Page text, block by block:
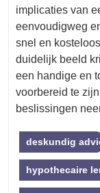
implicaties van
eenvoudigweg
snel en
duidelijk beeld
een handige en
voorbereid te
beslissingen
deskundig
hypothecaire